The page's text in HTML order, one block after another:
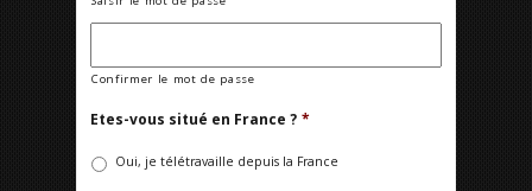
Confirmer le mot de passe
Etes-vous situé en France ? *
Oui, je télétravaille depuis la France